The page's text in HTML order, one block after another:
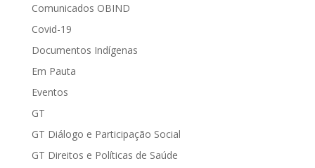
Comunicados OBIND
Covid-19
Documentos Indígenas
Em Pauta
Eventos
GT
GT Diálogo e Participação Social
GT Direitos e Políticas de Saúde